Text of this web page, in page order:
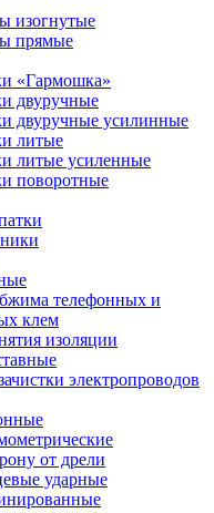
изогнутые
прямые
«Гармошка»
двуручные
двуручные усилинные
литые
литые усиленные
поворотные
телефонных и
клем
изоляции
электропроводов
от дрели
ударные